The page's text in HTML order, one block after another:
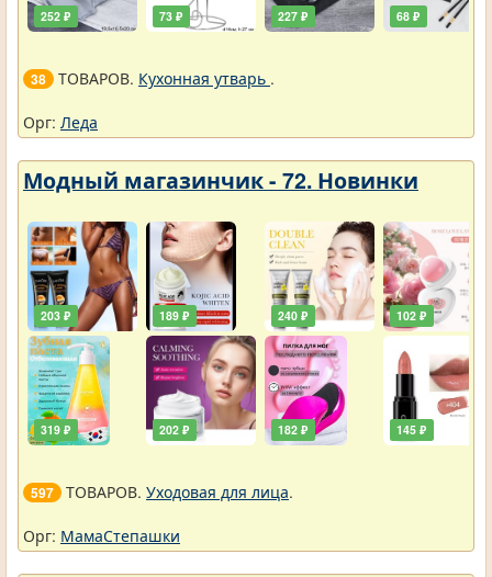
252 ₽ 73 ₽ 227 ₽ 68 ₽
38 ТОВАРОВ. Кухонная утварь .
Орг: Леда
Модный магазинчик - 72. Новинки
203 ₽
319 ₽
189 ₽
202 ₽
240 ₽
182 ₽
102 ₽
145 ₽
597 ТОВАРОВ. Уходовая для лица.
Орг: МамаСтепашки